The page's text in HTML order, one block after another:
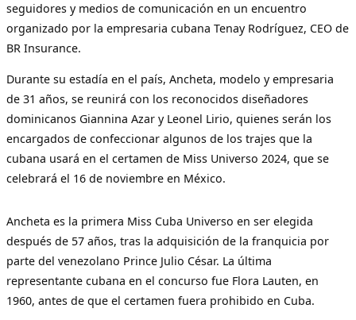
seguidores y medios de comunicación en un encuentro
organizado por la empresaria cubana Tenay Rodríguez, CEO de
BR Insurance.
Durante su estadía en el país, Ancheta, modelo y empresaria
de 31 años, se reunirá con los reconocidos diseñadores
dominicanos Giannina Azar y Leonel Lirio, quienes serán los
encargados de confeccionar algunos de los trajes que la
cubana usará en el certamen de Miss Universo 2024, que se
celebrará el 16 de noviembre en México.
Ancheta es la primera Miss Cuba Universo en ser elegida
después de 57 años, tras la adquisición de la franquicia por
parte del venezolano Prince Julio César. La última
representante cubana en el concurso fue Flora Lauten, en
1960, antes de que el certamen fuera prohibido en Cuba.